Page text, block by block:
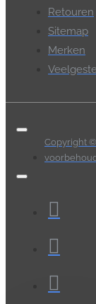
Retouren
Sitemap
Merken
Copyright